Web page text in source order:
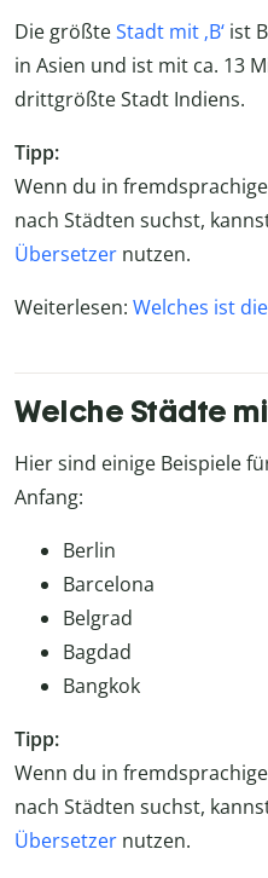
Die größteStadt mit ‚B‘ ist
in Asien und ist mit ca. 13
drittgrößte Stadt Indiens.
Tipp:
Wenn du in
nach Städten suchst,
Übersetzer nutzen.
Weiterlesen: Welches ist
Welche Städte
Hier sind einige Beispiele
Anfang:
Berlin
Barcelona
Belgrad
Bagdad
Bangkok
Tipp:
Wenn du in
nach Städten suchst,
Übersetzer nutzen.